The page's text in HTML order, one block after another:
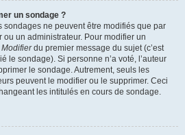
un sondage ?
sondages ne peuvent être modifiés que par
ou un administrateur. Pour modifier un
Modifierdu premier message du sujet (c’est
le sondage). Si personne n’a voté, l’auteur
le sondage. Autrement, seuls les
peuvent le modifier ou le supprimer. Ceci
les intitulés en cours de sondage.